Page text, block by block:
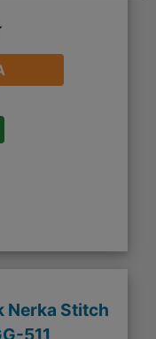
Nerka Stitch
511